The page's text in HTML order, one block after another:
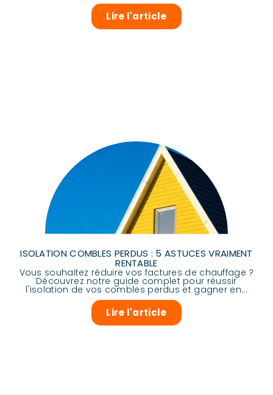
Lire l'article
ISOLATION COMBLES PERDUS : 5 ASTUCES VRAIMENT
RENTABLE
Vous souhaitez réduire vos factures de chauffage ?
Découvrez notre guide complet pour réussir
l'isolation de vos combles perdus et gagner en...
Lire l'article